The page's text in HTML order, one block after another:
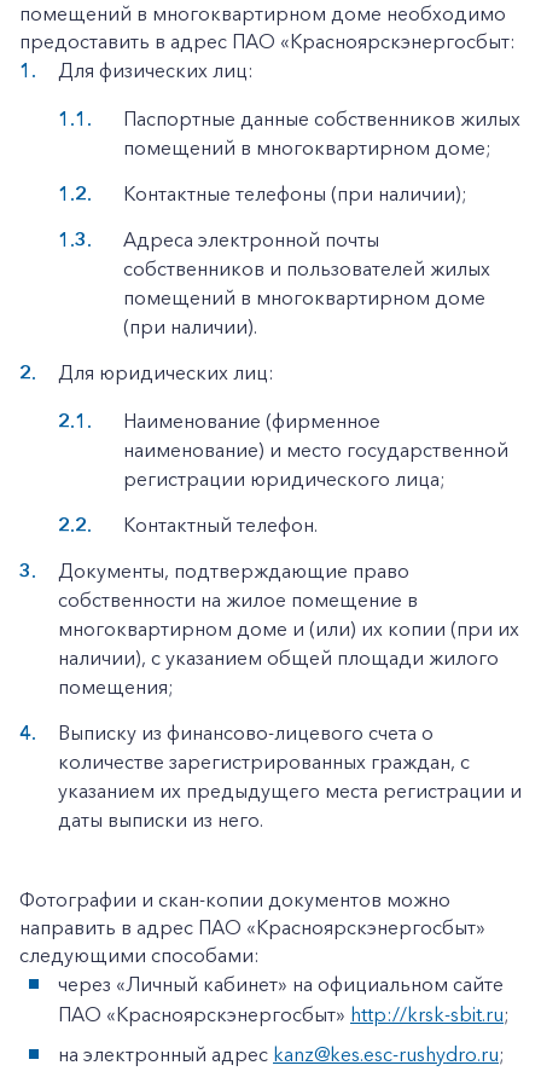
помещений в многоквартирном доме необходимо
предоставить в адрес ПАО «Красноярскэнергосбыт:
Для физических лиц:
Паспортные данные собственников жилых
помещений в многоквартирном доме;
Контактные телефоны (при наличии);
Адреса электронной почты
собственников и пользователей жилых
помещений в многоквартирном доме
(при наличии).
Для юридических лиц:
Наименование (фирменное
наименование) и место государственной
регистрации юридического лица;
Контактный телефон.
Документы, подтверждающие право
собственности на жилое помещение в
многоквартирном доме и (или) их копии (при их
наличии), с указанием общей площади жилого
помещения;
Выписку из финансово-лицевого счета о
количестве зарегистрированных граждан, с
указанием их предыдущего места регистрации и
даты выписки из него.
Фотографии и скан-копии документов можно
направить в адрес ПАО «Красноярскэнергосбыт»
следующими способами:
через «Личный кабинет» на официальном сайте
ПАО «Красноярскэнергосбыт» http://krsk-sbit.ru;
на электронный адрес kanz@kes.esc-rushydro.ru;